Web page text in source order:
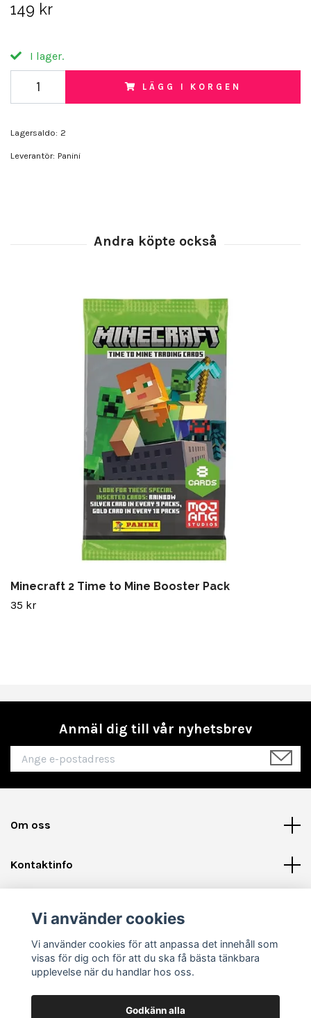
149 kr
I lager.
LÄGG I KORGEN
Lagersaldo: 2
Leverantör: Panini
Minecraft 2 Time to Mine Booster Pack
35 kr
Anmäl dig till vår nyhetsbrev
Om oss
Kontaktinfo
Sociala medier
Vi använder cookies
Vi använder cookies för att anpassa det innehåll som
visas för dig och för att du ska få bästa tänkbara
upplevelse när du handlar hos oss.
Godkänn alla